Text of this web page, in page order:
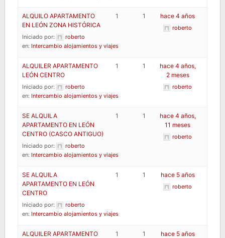
ALQUILO APARTAMENTO
EN LEÓN ZONA HISTÓRICA
Iniciado por:
roberto
en: Intercambio alojamientos y viajes
1 1 hace 4 años
roberto
ALQUILER APARTAMENTO
LEÓN CENTRO
Iniciado por:
roberto
en: Intercambio alojamientos y viajes
1 1
hace 4 años,
2 meses
roberto
SE ALQUILA
APARTAMENTO EN LEÓN
CENTRO (CASCO ANTIGUO)
Iniciado por:
roberto
en: Intercambio alojamientos y viajes
1 1
hace 4 años,
11 meses
roberto
SE ALQUILA
APARTAMENTO EN LEÓN
CENTRO
Iniciado por:
roberto
en: Intercambio alojamientos y viajes
1 1 hace 5 años
roberto
ALQUILER APARTAMENTO
1 1 hace 5 años